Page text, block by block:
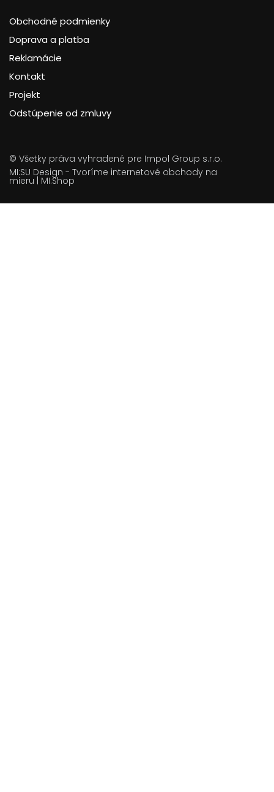
Obchodné podmienky
Doprava a platba
Reklamácie
Kontakt
Projekt
Odstúpenie od zmluvy
© Všetky práva vyhradené pre Impol Group s.r.o.
MI:SU Design - Tvoríme internetové obchody na
mieru | MI:Shop